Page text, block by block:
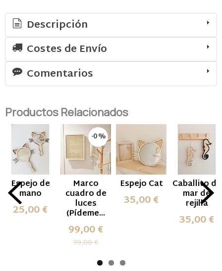
Descripción
Costes de Envío
Comentarios
Productos Relacionados
Espejo de
mano
25,00 €
-0 %
Marco
cuadro de
luces
(Pídeme...
99,00 €
99,00 €
Espejo Cat
35,00 €
Caballito de
mar de
rejilla
35,00 €